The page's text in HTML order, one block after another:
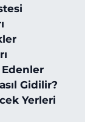
Gidilir?
Yerleri